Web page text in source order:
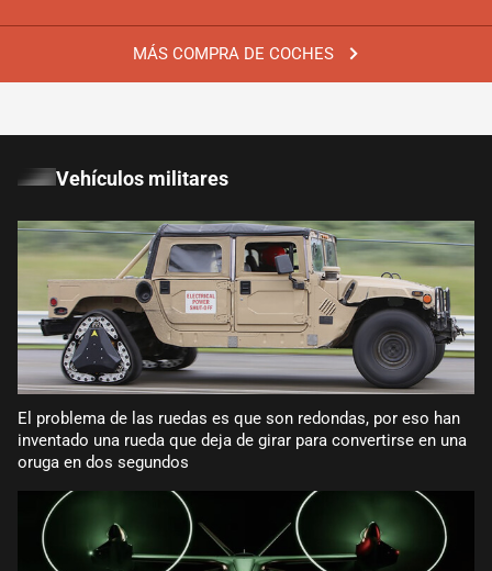
MÁS COMPRA DE COCHES
Vehículos militares
El problema de las ruedas es que son redondas, por eso han
inventado una rueda que deja de girar para convertirse en una
oruga en dos segundos